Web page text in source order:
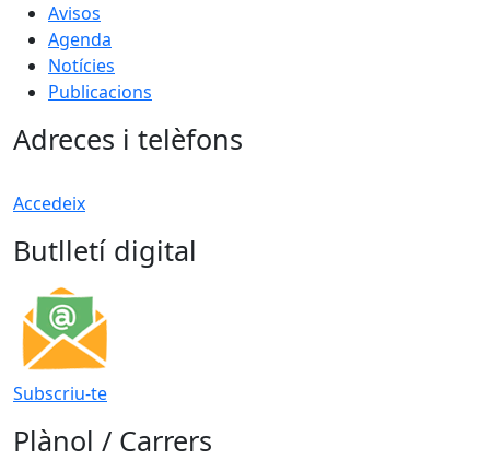
Avisos
Agenda
Notícies
Publicacions
Adreces i telèfons
Accedeix
Butlletí digital
Subscriu-te
Plànol / Carrers